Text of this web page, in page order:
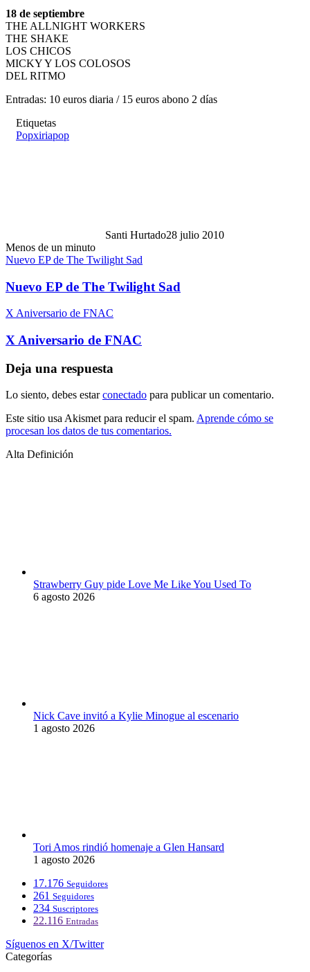
18 de septiembre
THE ALLNIGHT WORKERS
THE SHAKE
LOS CHICOS
MICKY Y LOS COLOSOS
DEL RITMO
Entradas: 10 euros diaria / 15 euros abono 2 días
Etiquetas
Popxiriapop
Santi Hurtado28 julio 2010
Menos de un minuto
Nuevo EP de The Twilight Sad
Nuevo EP de The Twilight Sad
X Aniversario de FNAC
X Aniversario de FNAC
Deja una respuesta
Lo siento, debes estarconectado para publicar un comentario.
Este sitio usa Akismet para reducir el spam. Aprende cómo se
procesan los datos de tus comentarios.
Alta Definición
Strawberry Guy pide Love Me Like You Used To
6 agosto 2026
Nick Cave invitó a Kylie Minogue al escenario
1 agosto 2026
Tori Amos rindió homenaje a Glen Hansard
1 agosto 2026
17.176 Seguidores
261 Seguidores
234 Suscriptores
22.116 Entradas
Síguenos en X/Twitter
Categorías